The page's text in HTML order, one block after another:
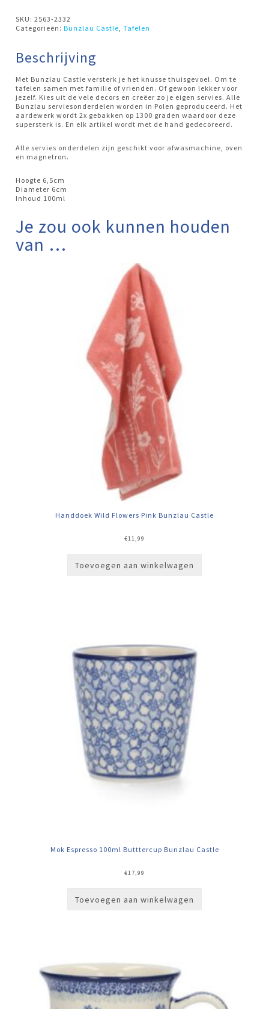
SKU:2563-2332
Categorieën:Bunzlau Castle ,Tafelen
Beschrijving
Met Bunzlau Castle versterk je het knusse thuisgevoel. Om te
tafelen samen met familie of vrienden. Of gewoon lekker voor
jezelf. Kies uit de vele decors en creëer zo je eigen servies. Alle
Bunzlau serviesonderdelen worden in Polen geproduceerd. Het
aardewerk wordt 2x gebakken op 1300 graden waardoor deze
supersterk is. En elk artikel wordt met de hand gedecoreerd.
Alle servies onderdelen zijn geschikt voor afwasmachine, oven
en magnetron.
Hoogte 6,5cm
Diameter 6cm
Inhoud 100ml
Je zou ook kunnen houden
van …
Handdoek Wild Flowers Pink Bunzlau Castle
€11,99
Toevoegen aan winkelwagen
Mok Espresso 100ml Butttercup Bunzlau Castle
€17,99
Toevoegen aan winkelwagen